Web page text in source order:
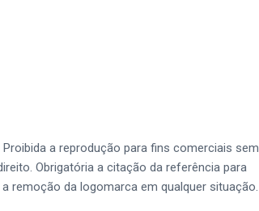
a reprodução para fins comerciais sem
Obrigatória a citação da referência para
remoção da logomarca em qualquer situação.